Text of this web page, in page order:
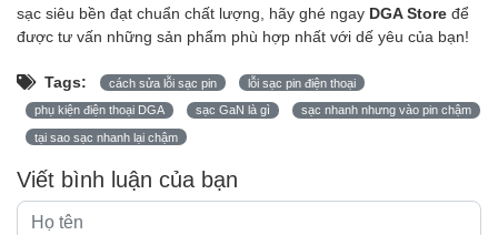
sạc siêu bền đạt chuẩn chất lượng, hãy ghé ngay DGA Store để
được tư vấn những sản phẩm phù hợp nhất với dế yêu của bạn!
Tags: cách sửa lỗi sạc pin lỗi sạc pin điện thoại
phụ kiện điện thoại DGA sạc GaN là gì sạc nhanh nhưng vào pin chậm
tại sao sạc nhanh lại chậm
Viết bình luận của bạn